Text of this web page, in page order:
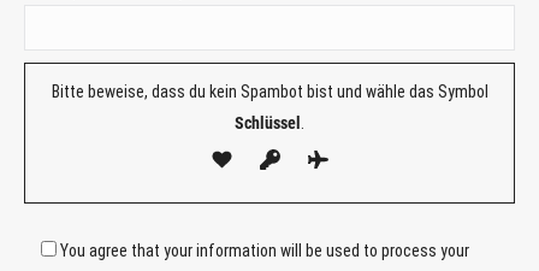
Bitte beweise, dass du kein Spambot bist und wähle das Symbol
Schlüssel
You agree that your information will be used to process your